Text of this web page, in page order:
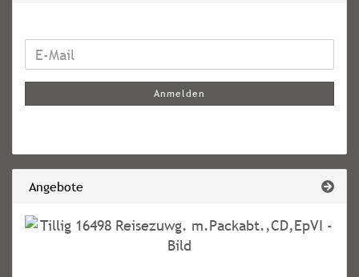
WEITER
ZUR
ANMELDUNG
E-
Anmelden
Angebote